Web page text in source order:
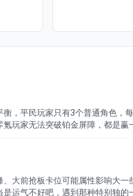
，平民玩家只有3个普通角色
玩家无法突破铂金屏障，都是
大前抢板卡位可能属性影响大
运气不好吧，遇到那种特别独